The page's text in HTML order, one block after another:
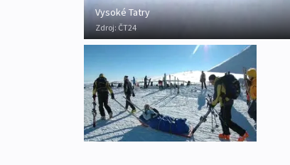
Vysoké Tatry
Zdroj:ČT24